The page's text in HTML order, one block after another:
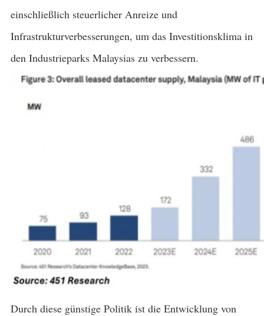
einschließlich steuerlicher Anreize und
Infrastrukturverbesserungen, um das Investitionsklima in
den Industrieparks Malaysias zu verbessern.
Durch diese günstige Politik ist die Entwicklung von